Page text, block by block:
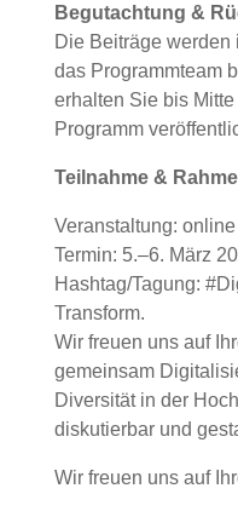
Begutachtung &
Die Beiträge werden
das Programmteam
erhalten Sie bis
Programm
Teilnahme &
Veranstaltung: online
Termin: 5.–6. März
Hashtag/Tagung:
Transform.
Wir freuen uns auf
gemeinsam
Diversität in der
diskutierbar und
Wir freuen uns auf